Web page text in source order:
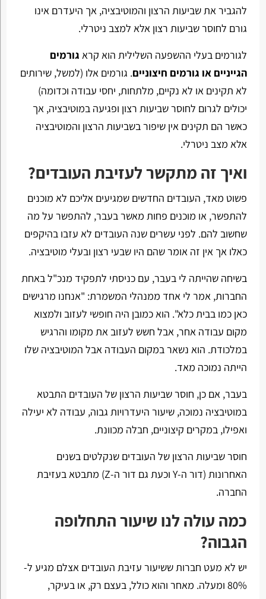
להגביר את שביעות הרצון והמוטיבציה, אך היעדרם אינו
גורם לחוסר שביעות רצון אלא למצב ניטרלי.
לגורמים בעלי ההשפעה השלילית הוא קרא גורמים
הגייניים או גורמים חיצוניים. גורמים אלו (למשל, שירותים
לא תקינים או לא נקיים, מלתחות, יחסי עבודה וכדומה)
יכולים לגרום לחוסר שביעות רצון ופגיעה במוטיבציה, אך
כאשר הם תקינים אין שיפור בשביעות הרצון והמוטיבציה
אלא מצב ניטרלי.
ואיך זה מתקשר לעזיבת העובדים?
פשוט מאד, העובדים החדשים שמגיעים אליכם לא מוכנים
להתפשר, או מוכנים פחות מאשר בעבר, להתפשר על מה
שחשוב להם. לפני עשרים שנה העובדים לא עזבו בהיקפים
כאלו אך אין זה אומר שהם היו שבעי רצון ובעלי מוטיבציה.
בשיחה שהייתה לי בעבר, עם כניסתי לתפקיד מנכ"ל באחת
החברות, אמר לי אחד ממנהלי המשמרת: "אנחנו מרגישים
כאן כמו בבית כלא". הוא כמובן היה חופשי לעזוב ולמצוא
מקום עבודה אחר, אבל חשש לעזוב את מקומו והרגיש
במלכודת. הוא נשאר במקום העבודה אבל המוטיבציה שלו
הייתה נמוכה מאד.
בעבר, אם כן, חוסר שביעות הרצון של העובדים התבטא
במוטיבציה נמוכה, שיעור היעדרויות גבוה, עבודה לא יעילה
ואפילו, במקרים קיצוניים, חבלה מכוונת.
חוסר שביעות הרצון של העובדים שנקלטים בשנים
האחרונות (דור ה-Y וכעת גם דור ה-Z) מתבטא בעזיבת
החברה.
כמה עולה לנו שיעור התחלופה
הגבוה?
יש לא מעט חברות ששיעור עזיבת העובדים אצלם מגיע ל-
80% ומעלה. מאחר והוא כולל, בעצם רק, או בעיקר,